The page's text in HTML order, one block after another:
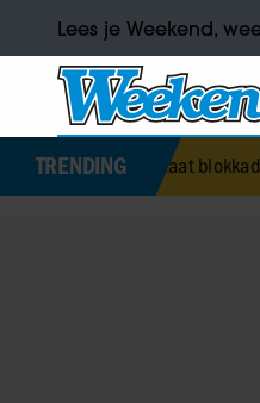
Lees je Weekend,
TRENDING
van Kolck laat blokkade